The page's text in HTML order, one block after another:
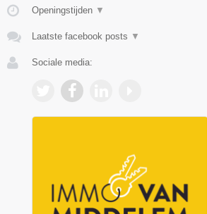
Openingstijden ▼
Laatste facebook posts ▼
Sociale media: